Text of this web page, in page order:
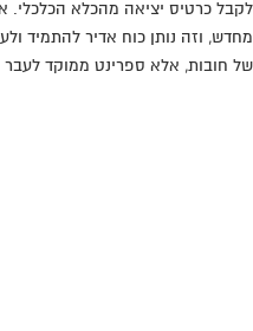
לקבל כרטיס יציאה מהכלא הכלכלי.
מחדש, וזה נותן כוח אדיר להתמיד
של חובות, אלא ספרינט ממוקד לעבר